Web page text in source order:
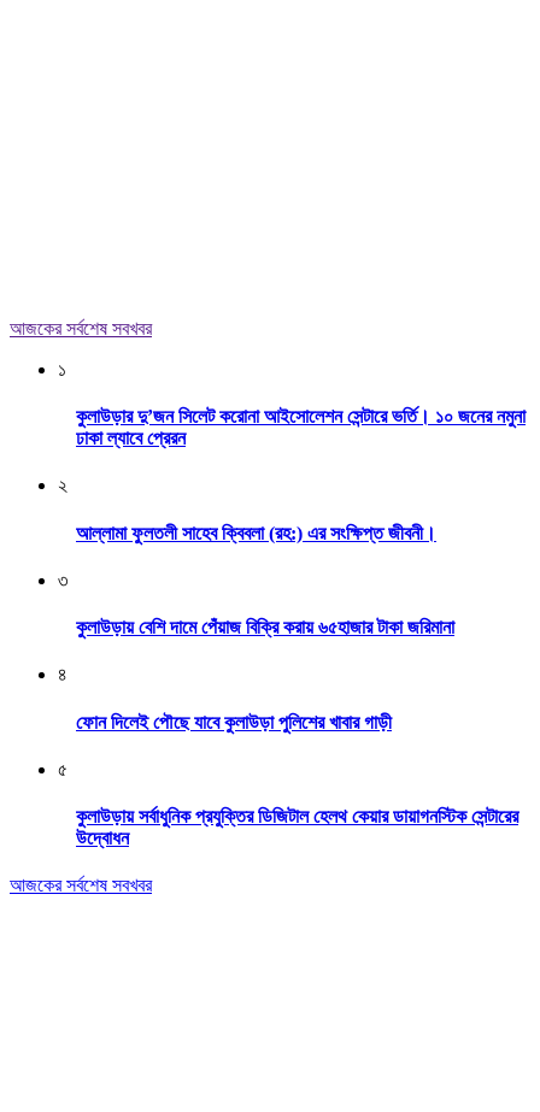
আজকের সর্বশেষ সবখবর
১
কুলাউড়ার দু’জন সিলেট করোনা আইসোলেশন সেন্টারে ভর্তি। ১০ জনের নমুনা
ঢাকা ল্যাবে প্রেরন
২
আল্লামা ফুলতলী সাহেব ক্বিবলা (রহ:) এর সংক্ষিপ্ত জীবনী।
৩
কুলাউড়ায় বেশি দামে পেঁয়াজ বিক্রি করায় ৬৫হাজার টাকা জরিমানা
৪
ফোন দিলেই পৌছে যাবে কুলাউড়া পুলিশের খাবার গাড়ী
৫
কুলাউড়ায় সর্বাধুনিক প্রযুক্তির ডিজিটাল হেলথ কেয়ার ডায়াগনস্টিক সেন্টারের
উদ্বোধন
আজকের সর্বশেষ সবখবর